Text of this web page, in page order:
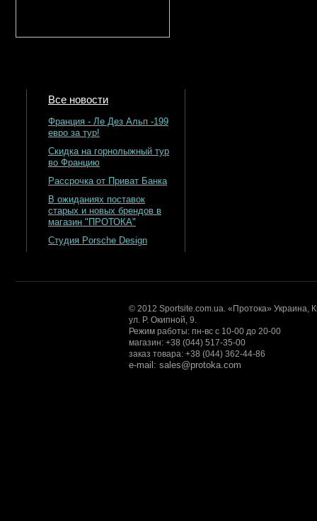
Все новости
Франция - Ле Дез Альп -199
евро за тур!
Скидка на горнолыжный тур
во Францию
Рассрочка от Приват Банка
В ожиданиях поставок
старых и новых брендов в
магазин "ПРОТОКА"
Студия Porsche Design
© 2012 Sportsite.com.ua. «Протока» Украина,
ул. Р. Окипной, 9.
Режим работы: пн-вс с 10-00 до 20-00
магазин: +38 (044) 517-35-00
заказ товара: +38 (044) 362-44-86
e-mail: sales@protoka.com